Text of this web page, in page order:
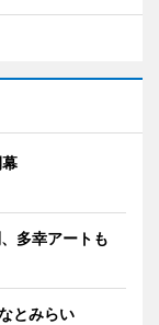
多幸アートも
とみらい